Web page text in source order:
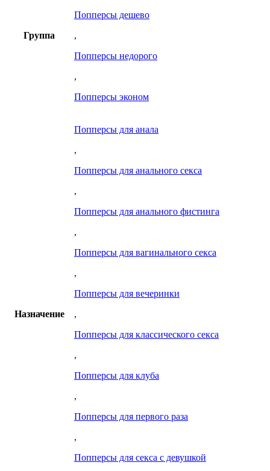
Группа
Попперсы дешево
,
Попперсы недорого
,
Попперсы эконом
Назначение
Попперсы для анала
,
Попперсы для анального секса
,
Попперсы для анального фистинга
,
Попперсы для вагинального секса
,
Попперсы для вечеринки
,
Попперсы для классического секса
,
Попперсы для клуба
,
Попперсы для первого раза
,
Попперсы для секса с девушкой